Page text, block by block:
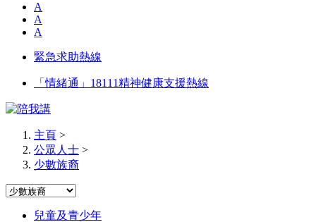
A
A
A
緊急求助熱線
「情緒通」18111精神健康支援熱線
主頁 >
公眾人士 >
少數族裔
兒童及青少年